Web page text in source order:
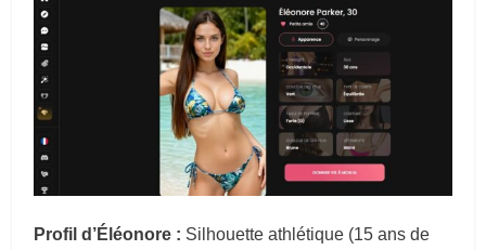
Profil d’Éléonore : Silhouette athlétique (15 ans de